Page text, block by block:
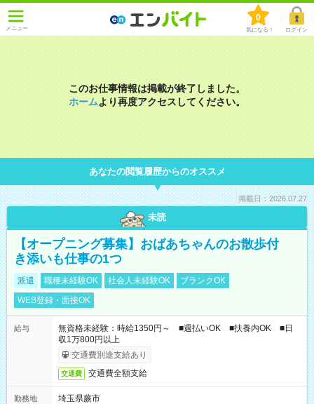
メニュー
0
気になる！ ログイン
このお仕事情報は掲載が終了しました。
ホームより再度アクセスしてください。
あなたの閲覧履歴からのオススメ
掲載日：2026.07.27
未読
【オープニング募集】おばあちゃんのお散歩付
き添いも仕事の1つ
派遣 職種未経験OK 社会人未経験OK
ブランクOK
WEB登録・面接OK
給与
無資格未経験：時給1350円～ ■週払いOK ■扶養内OK ■日
収1万800円以上
交通費別途支給あり
交通費 交通費全額支給
勤務地
埼玉県蕨市